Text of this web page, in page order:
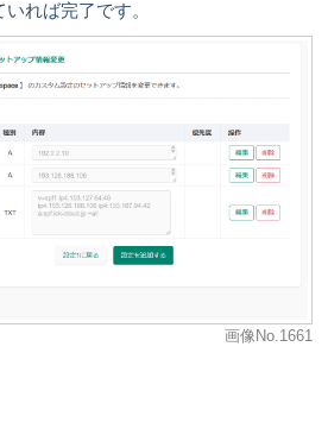
れば完了です。
画像No.1661